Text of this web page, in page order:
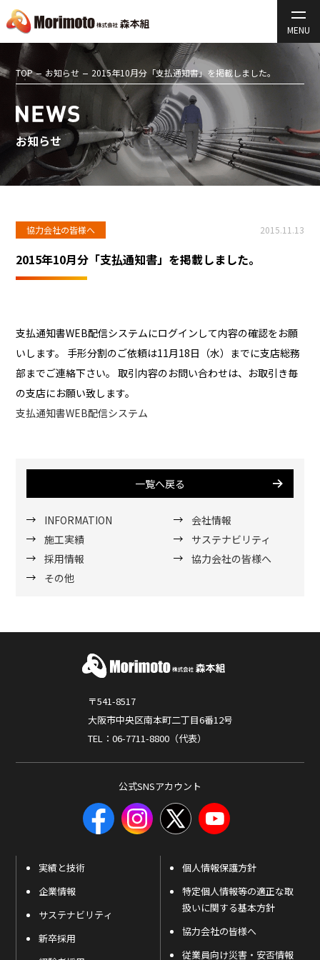
TOP お知らせ 2015年10月分「支払通知書」を掲載しました。
お知らせ
協力会社の皆様へ 2015.11.13
2015年10月分「支払通知書」を掲載しました。
支払通知書WEB配信システムにログインして内容の確認をお願
いします。 手形分割のご依頼は11月18日（水）までに支店総務
部までご連絡下さい。 取引内容のお問い合わせは、お取引き毎
の支店にお願い致します。
支払通知書WEB配信システム
一覧へ戻る
INFORMATION
会社情報
施工実績
サステナビリティ
採用情報
協力会社の皆様へ
その他
〒541-8517
大阪市中央区南本町二丁目6番12号
TEL：06-7711-8800（代表）
公式SNSアカウント
実績と技術
企業情報
サステナビリティ
新卒採用
個人情報保護方針
特定個人情報等の適正な取
扱いに関する基本方針
協力会社の皆様へ
従業員向け災害・安否情報